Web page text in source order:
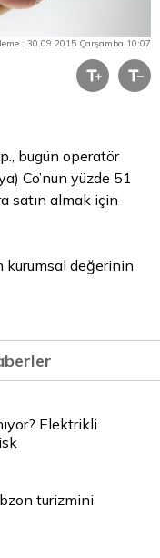
: 30.09.2015 Çarşamba 10:07
bugün operatör
Co’nun yüzde 51
satın almak için
kurumsal değerinin
Elektrikli
turizmini